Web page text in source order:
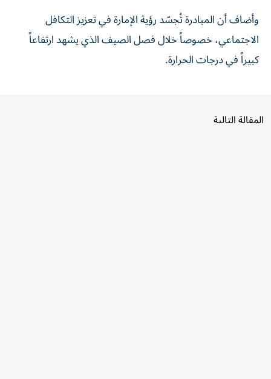
وأضاف أن المبادرة تُجسّد رؤية الإمارة في تعزيز التكافل
الاجتماعي، خصوصاً خلال فصل الصيف الذي يشهد ارتفاعاً
كبيراً في درجات الحرارة.
المقالة التالية